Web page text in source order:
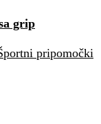
grip
pripomočki